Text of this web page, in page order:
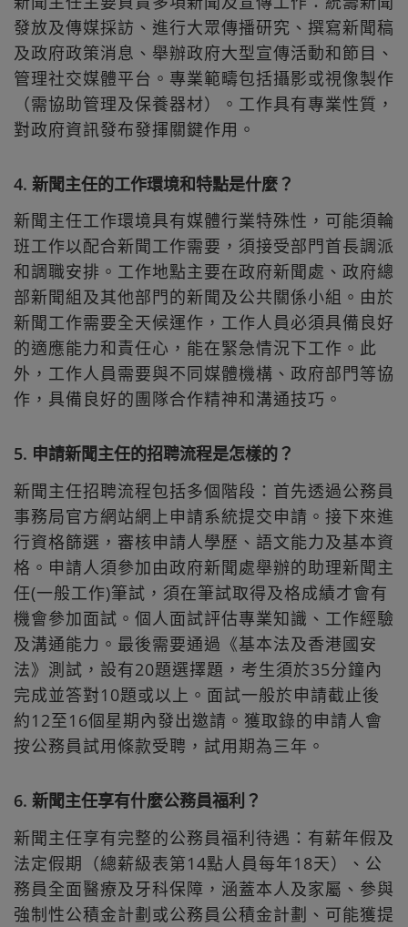
發放及傳媒採訪、進行大眾傳播研究、撰寫新聞稿
及政府政策消息、舉辦政府大型宣傳活動和節目、
管理社交媒體平台。專業範疇包括攝影或視像製作
（需協助管理及保養器材）。工作具有專業性質，
對政府資訊發布發揮關鍵作用。
4. 新聞主任的工作環境和特點是什麼？
新聞主任工作環境具有媒體行業特殊性，可能須輪
班工作以配合新聞工作需要，須接受部門首長調派
和調職安排。工作地點主要在政府新聞處、政府總
部新聞組及其他部門的新聞及公共關係小組。由於
新聞工作需要全天候運作，工作人員必須具備良好
的適應能力和責任心，能在緊急情況下工作。此
外，工作人員需要與不同媒體機構、政府部門等協
作，具備良好的團隊合作精神和溝通技巧。
5. 申請新聞主任的招聘流程是怎樣的？
新聞主任招聘流程包括多個階段：首先透過公務員
事務局官方網站網上申請系統提交申請。接下來進
行資格篩選，審核申請人學歷、語文能力及基本資
格。申請人須參加由政府新聞處舉辦的助理新聞主
任(一般工作)筆試，須在筆試取得及格成績才會有
機會參加面試。個人面試評估專業知識、工作經驗
及溝通能力。最後需要通過《基本法及香港國安
法》測試，設有20題選擇題，考生須於35分鐘內
完成並答對10題或以上。面試一般於申請截止後
約12至16個星期內發出邀請。獲取錄的申請人會
按公務員試用條款受聘，試用期為三年。
6. 新聞主任享有什麼公務員福利？
新聞主任享有完整的公務員福利待遇：有薪年假及
法定假期（總薪級表第14點人員每年18天）、公
務員全面醫療及牙科保障，涵蓋本人及家屬、參與
強制性公積金計劃或公務員公積金計劃、可能獲提